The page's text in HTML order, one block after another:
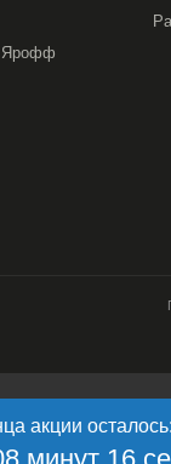
акции осталось:
Ярофф
с какого сайта